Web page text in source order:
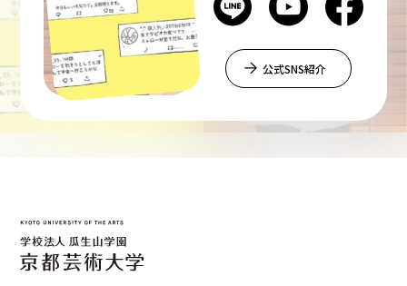
公式SNS紹介